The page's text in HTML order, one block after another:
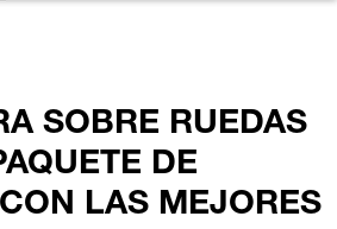
SOBRE RUEDAS
DE
LAS MEJORES